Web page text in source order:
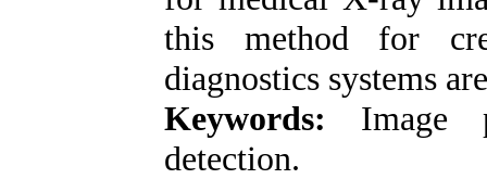
this method for
diagnostics systems
Keywords: Image
detection.